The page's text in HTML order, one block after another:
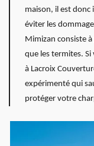
maison, il est
éviter les
Mimizan consiste
que les termites.
à Lacroix
expérimenté qui
protéger votre